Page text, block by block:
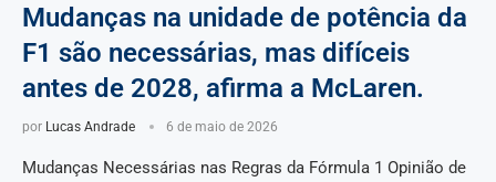
Mudanças na unidade de potência da
F1 são necessárias, mas difíceis
antes de 2028, afirma a McLaren.
por Lucas Andrade 6 de maio de 2026
Mudanças Necessárias nas Regras da Fórmula 1 Opinião de